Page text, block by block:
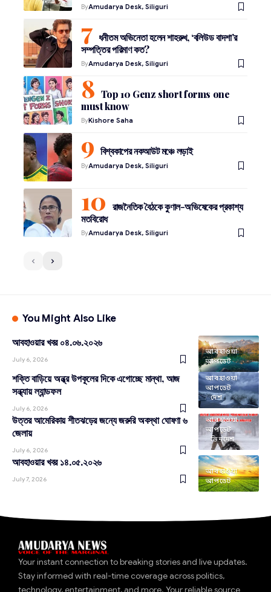
ByAmudarya Desk, Siliguri
ধনীতম অভিনেতা হলেন শাহরুখ, ‘বলিউড বাদশা’র
সম্পত্তির পরিমাণ কত?
ByAmudarya Desk, Siliguri
Top 10 Genz short forms one
must know
ByKishore Saha
বিশ্বকাপের নকআউট মঞ্চে লড়াই
ByAmudarya Desk, Siliguri
রাজনৈতিক বৈঠকে কুণাল-অভিষেকের প্রকাশ্য
মতবিরোধ
ByAmudarya Desk, Siliguri
You Might Also Like
আবহাওয়া
আপডেট
আবহাওয়ার খবর ০৪.০৬.২০২৬
July 6, 2026
আবহাওয়া
আপডেট
দেশ
শক্তি বাড়িয়ে অন্ধ্র উপকূলের দিকে এগোচ্ছে মান্থা, আজ
সন্ধ্যায় ল্যান্ডফল
July 6, 2026
আবহাওয়া
আপডেট
ভিনদেশ
উত্তর আমেরিকায় শীতঝড়ের জন্যে জরুরি অবস্থা ঘোষণা ৬
জেলায়
July 6, 2026
আবহাওয়া
আপডেট
আবহাওয়ার খবর ১৪.০৫.২০২৬
July 7, 2026
Your instant connection to breaking stories and live updates.
Stay informed with real-time coverage across politics,
technology, entertainment, and more. Your reliable source